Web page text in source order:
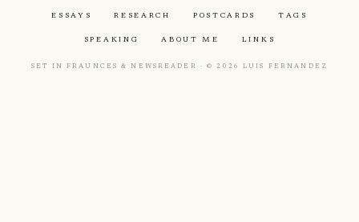
Essays Research Postcards Tags
Speaking About Me Links
Set in Fraunces & Newsreader · © 2026 Luis Fernandez